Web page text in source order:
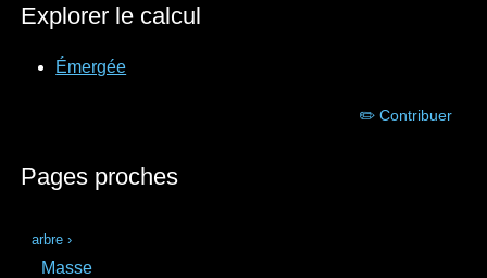
Explorer le calcul
Émergée
✏️ Contribuer
Pages proches
arbre ›
Masse